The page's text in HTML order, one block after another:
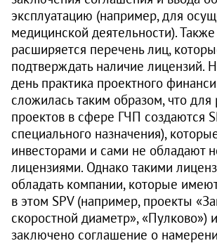
эксплуатацию (например, для
медицинской деятельности).
расширяется перечень лиц,
подтверждать наличие лицензий.
день практика проектного
сложилась таким образом, что для
проектов в сфере ГЧП создаются
специального назначения),
инвесторами и сами не обладают
лицензиями. Однако такими
обладать компании, которые
в этом SPV (например, проекты
скоростной диаметр», «Пулково»)
заключено соглашение о